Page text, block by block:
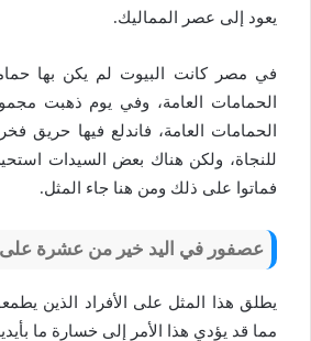
يعود إلى عصر المماليك.
في مصر كانت البيوت لم يكن بها
الحمامات العامة، وفي يوم ذهبت
الحمامات العامة، فاندلع فيها حريق
للنجاة، ولكن هناك بعض السيدات
فماتوا على ذلك ومن هنا جاء المثل.
عصفور في اليد خير من عشرة
يطلق هذا المثل على الأفراد الذين
مما قد يؤدي هذا الأمر إلى خسارة ما